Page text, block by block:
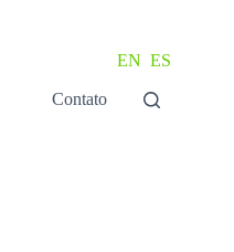
EN ES
Contato